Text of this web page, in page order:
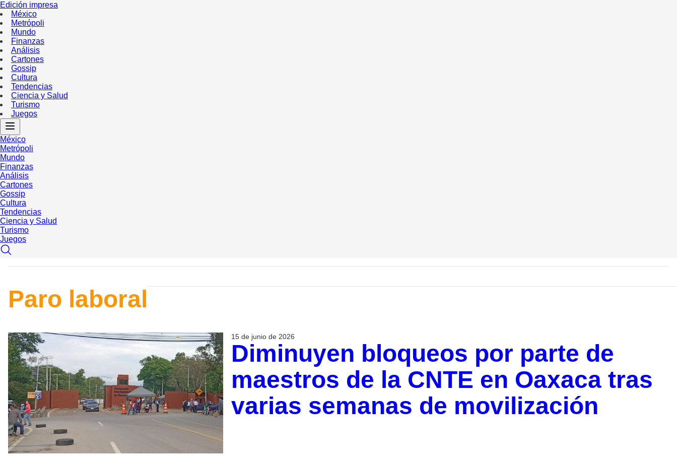
Edición impresa
México
Metrópoli
Mundo
Finanzas
Análisis
Cartones
Gossip
Cultura
Tendencias
Ciencia y Salud
Turismo
Juegos
México
Metrópoli
Mundo
Finanzas
Análisis
Cartones
Gossip
Cultura
Tendencias
Ciencia y Salud
Turismo
Juegos
Paro laboral
15 de junio de 2026
Diminuyen bloqueos por parte de
maestros de la CNTE en Oaxaca tras
varias semanas de movilización